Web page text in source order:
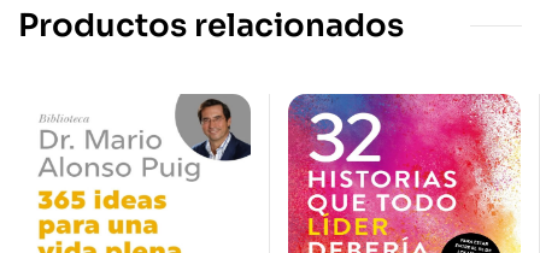
Productos relacionados